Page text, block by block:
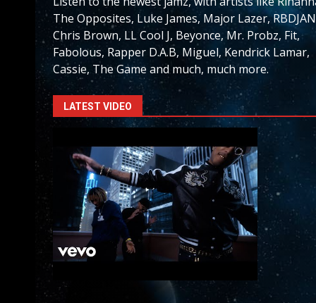
The Opposites, Luke James, Major Lazer,
Chris Brown, LL Cool J, Beyonce, Mr. Probz, Fit,
Fabolous, Rapper D.A.B, Miguel, Kendrick Lamar,
Cassie, The Game and much, much more.
LATEST VIDEO